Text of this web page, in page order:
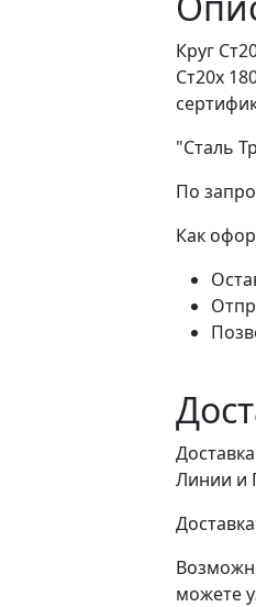
Круг
Ст20х
"Сталь
По
Как
Линии и
можете